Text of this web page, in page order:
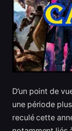
D’un point de
une période
reculé cette